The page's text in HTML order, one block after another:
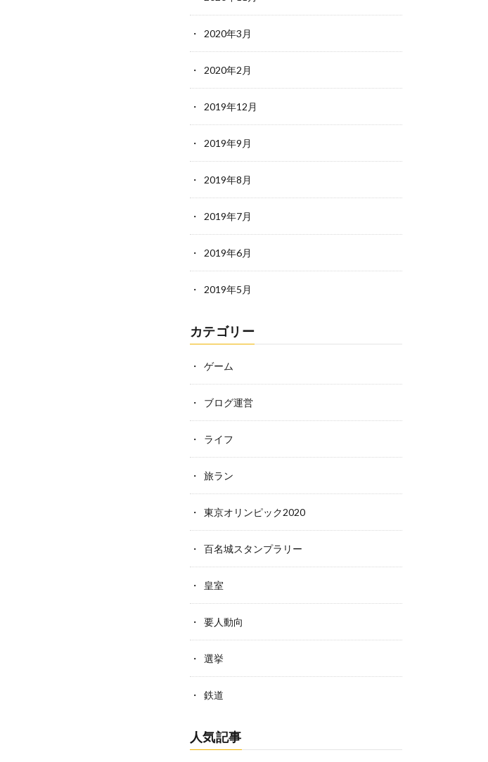
2020年3月
2020年2月
2019年12月
2019年9月
2019年8月
2019年7月
2019年6月
2019年5月
カテゴリー
ゲーム
ブログ運営
ライフ
旅ラン
東京オリンピック2020
百名城スタンプラリー
皇室
要人動向
選挙
鉄道
人気記事